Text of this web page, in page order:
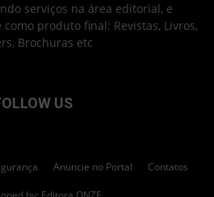
serviços na área editorial, e
produto final: Revistas, Livros,
Brochuras etc
US
Anuncie no Portal Contatos